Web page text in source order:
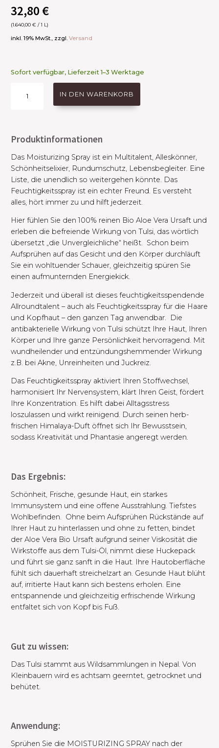
32,80 €
(1.640,00€ / 1 L)
inkl. 19% MwSt., zzgl.Versand
Sofort verfügbar, Lieferzeit 1–3 Werktage
Spray
IN DEN WARENKORB
Produktinformationen
Das Moisturizing Spray ist ein Multitalent, Alleskönner,
Schönheitselixier, Rundumschutz, Lebensbegleiter. Eine
Liste, die unendlich so weitergehen könnte. Das
Feuchtigkeitsspray ist ein echter Freund. Es versteht
alles, hört immer zu und hilft jederzeit.
Hier fühlen Sie den 100% reinen Bio Aloe Vera Ursaft und
erleben die befreiende Wirkung von Tulsi, das wörtlich
übersetzt „die Unvergleichliche“ heißt. ​ Schon beim
Aufsprühen auf das Gesicht und den Körper durchläuft
Sie ein wohltuender Schauer, gleichzeitig spüren Sie
einen aufmunternden Energiekick.
Jederzeit und überall ist dieses feuchtigkeitsspendende
Allroundtalent – auch als Feuchtigkeitsspray für die Haare
und Kopfhaut – den ganzen Tag anwendbar. ​ Die
antibakterielle Wirkung von Tulsi schützt Ihre Haut, Ihren
Körper und Ihre ganze Persönlichkeit hervorragend. Mit
wundheilender und entzündungshemmender Wirkung
z.B. bei Akne, Unreinheiten und Juckreiz. ​
Das Feuchtigkeitsspray aktiviert Ihren Stoffwechsel,
harmonisiert Ihr Nervensystem, klärt Ihren Geist, fördert
Ihre Konzentration. Es hilft dabei Alltagsstress
loszulassen und wirkt reinigend. Durch seinen herb-
frischen Himalaya-Duft öffnet sich Ihr Bewusstsein,
sodass Kreativität und Phantasie angeregt werden.
Das Ergebnis:
Schönheit, Frische, gesunde Haut, ein starkes
Immunsystem und eine offene Ausstrahlung. Tiefstes
Wohlbefinden. ​ Ohne beim Aufsprühen Rückstände auf
Ihrer Haut zu hinterlassen und ohne zu fetten, bindet
der Aloe Vera Bio Ursaft aufgrund seiner Viskosität die
Wirkstoffe aus dem Tulsi-Öl, nimmt diese Huckepack
und führt sie ganz sanft in die Haut. Ihre Hautoberfläche
fühlt sich dauerhaft streichelzart an. Gesunde Haut blüht
auf, irritierte Haut kann sich bestens erholen. Eine
entspannende und gleichzeitig erfrischende Wirkung
entfaltet sich von Kopf bis Fuß. ​
Gut zu wissen:
Das Tulsi stammt aus Wildsammlungen in Nepal. Von
Kleinbauern wird es achtsam geerntet, getrocknet und
behütet.
Anwendung:
Sprühen Sie die MOISTURIZING SPRAY nach der